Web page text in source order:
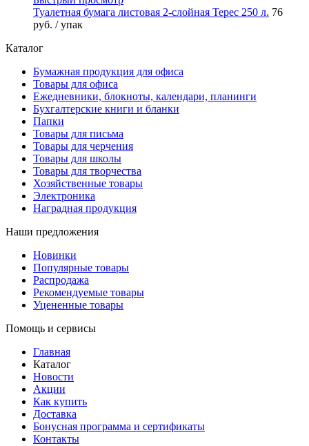
Туалетная бумага листовая 2-слойная Терес 250 л. 76
руб. / упак
Каталог
Бумажная продукция для офиса
Товары для офиса
Ежедневники, блокноты, календари, планинги
Бухгалтерские книги и бланки
Папки
Товары для письма
Товары для черчения
Товары для школы
Товары для творчества
Хозяйственные товары
Электроника
Наградная продукция
Наши предложения
Новинки
Популярные товары
Распродажа
Рекомендуемые товары
Уцененные товары
Помощь и сервисы
Главная
Каталог
Новости
Акции
Как купить
Доставка
Бонусная программа и сертификаты
Контакты